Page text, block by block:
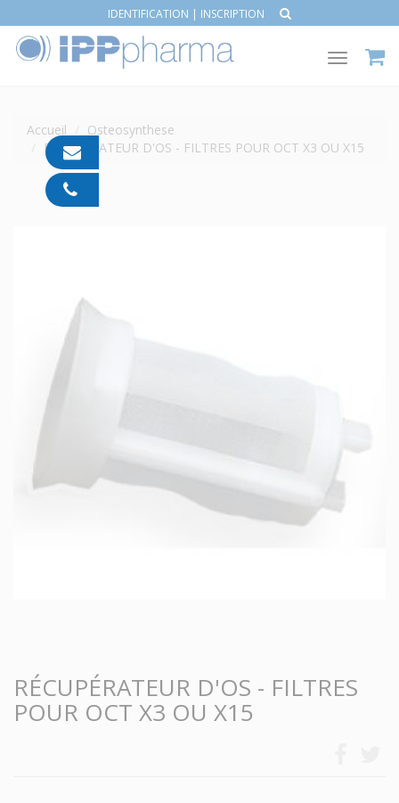
IDENTIFICATION | INSCRIPTION
Toggle
Accueil
Osteosynthese
RÉCUPÉRATEUR D'OS - FILTRES POUR OCT X3 OU X15
RÉCUPÉRATEUR D'OS - FILTRES
POUR OCT X3 OU X15
contact@ipp-
pharma.com
91